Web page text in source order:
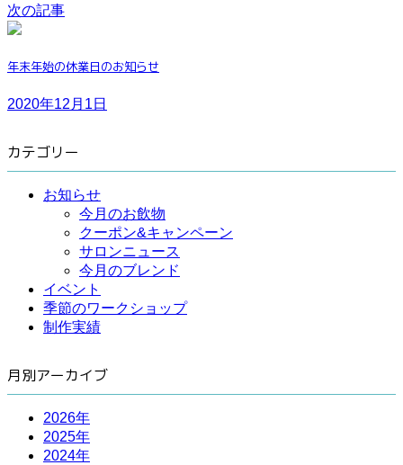
次の記事
年末年始の休業日のお知らせ
2020年12月1日
カテゴリー
お知らせ
今月のお飲物
クーポン&キャンペーン
サロンニュース
今月のブレンド
イベント
季節のワークショップ
制作実績
月別アーカイブ
2026年
2025年
2024年